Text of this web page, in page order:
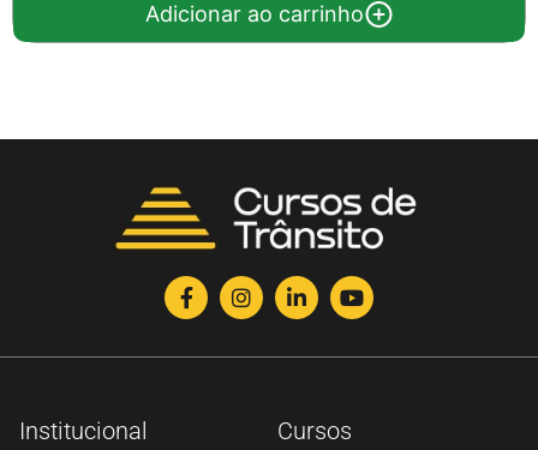
Adicionar ao carrinho
Institucional Cursos